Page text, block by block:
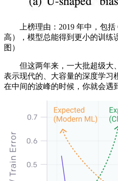
上榜理由：2019 年中，包括
高），模型总能得到更小的训练
图）
但这两年来，一大批超级大、
表示现代的、大容量的深度学
在中间的波峰的时候，你就会遇